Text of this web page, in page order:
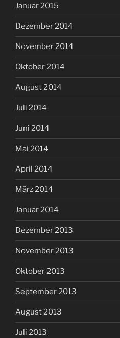
Januar 2015
Dezember 2014
November 2014
Oktober 2014
August 2014
Juli 2014
Juni 2014
Mai 2014
April 2014
März 2014
Januar 2014
Dezember 2013
November 2013
Oktober 2013
September 2013
August 2013
Juli 2013